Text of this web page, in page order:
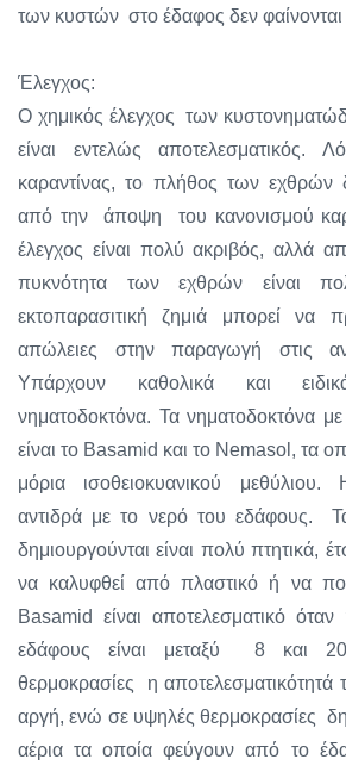
των κυστών στο έδαφος δεν
Έλεγχος:
Ο χημικός έλεγχος των
είναι εντελώς αποτελεσματικός.
καραντίνας, το πλήθος των εχθρών
από την άποψη του κανονισμού
έλεγχος είναι πολύ ακριβός, αλλά
πυκνότητα των εχθρών είναι
εκτοπαρασιτική ζημιά μπορεί να
απώλειες στην παραγωγή στις
Υπάρχουν καθολικά και
νηματοδοκτόνα. Τα νηματοδοκτόνα
είναι το Basamid και το Nemasol, τα
μόρια ισοθειοκυανικού
αντιδρά με το νερό του εδάφους.
δημιουργούνται είναι πολύ πτητικά,
να καλυφθεί από πλαστικό ή να
Basamid είναι αποτελεσματικό
εδάφους είναι μεταξύ 8 και
θερμοκρασίες η αποτελεσματικότητά
αργή, ενώ σε υψηλές θερμοκρασίες
αέρια τα οποία φεύγουν από το